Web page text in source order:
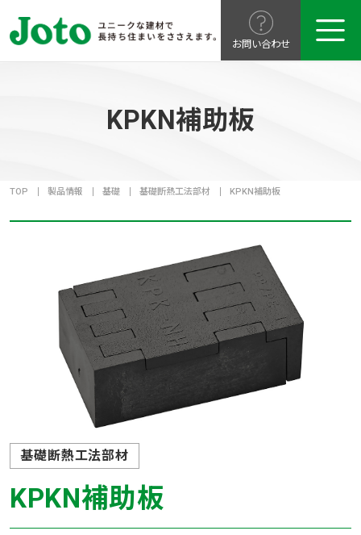
お問い合わせ
KPKN補助板
TOP 製品情報 基礎 基礎断熱工法部材 KPKN補助板
基礎断熱工法部材
KPKN補助板